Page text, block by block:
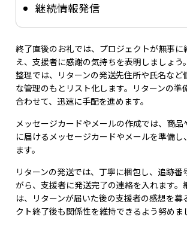
継続情報発信
終了直後のお礼では、プロジェクトが無事に
え、支援者に感謝の気持ちを表明しましょう
整理では、リターンの発送先住所や氏名など
な管理のもとリスト化します。リターンの準
合わせて、迅速に手配を進めます。
メッセージカードやメールの作成では、商
に届けるメッセージカードやメールを準備し
ます。
リターンの発送では、丁寧に梱包し、追跡番
がら、支援者に発送完了の連絡を入れます。
は、リターンが届いた後の支援者の感想を募
クト終了後も関係性を維持できるよう努めま